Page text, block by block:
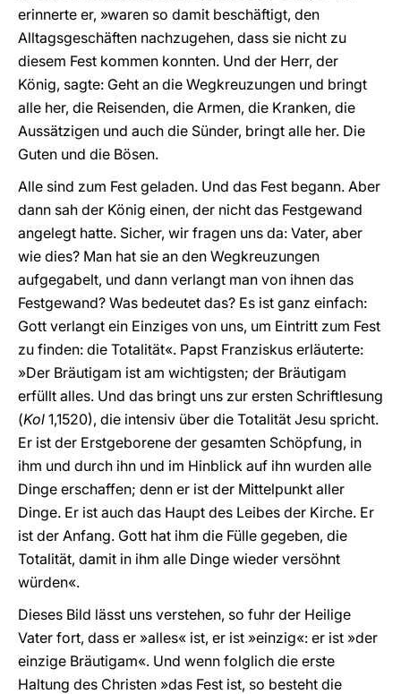
erinnerte er, »waren so damit beschäftigt, den
Alltagsgeschäften nachzugehen, dass sie nicht zu
diesem Fest kommen konnten. Und der Herr, der
König, sagte: Geht an die Wegkreuzungen und bringt
alle her, die Reisenden, die Armen, die Kranken, die
Aussätzigen und auch die Sünder, bringt alle her. Die
Guten und die Bösen.
Alle sind zum Fest geladen. Und das Fest begann. Aber
dann sah der König einen, der nicht das Festgewand
angelegt hatte. Sicher, wir fragen uns da: Vater, aber
wie dies? Man hat sie an den Wegkreuzungen
aufgegabelt, und dann verlangt man von ihnen das
Festgewand? Was bedeutet das? Es ist ganz einfach:
Gott verlangt ein Einziges von uns, um Eintritt zum Fest
zu finden: die Totalität«. Papst Franziskus erläuterte:
»Der Bräutigam ist am wichtigsten; der Bräutigam
erfüllt alles. Und das bringt uns zur ersten Schriftlesung
(Kol 1,1520), die intensiv über die Totalität Jesu spricht.
Er ist der Erstgeborene der gesamten Schöpfung, in
ihm und durch ihn und im Hinblick auf ihn wurden alle
Dinge erschaffen; denn er ist der Mittelpunkt aller
Dinge. Er ist auch das Haupt des Leibes der Kirche. Er
ist der Anfang. Gott hat ihm die Fülle gegeben, die
Totalität, damit in ihm alle Dinge wieder versöhnt
würden«.
Dieses Bild lässt uns verstehen, so fuhr der Heilige
Vater fort, dass er »alles« ist, er ist »einzig«: er ist »der
einzige Bräutigam«. Und wenn folglich die erste
Haltung des Christen »das Fest ist, so besteht die